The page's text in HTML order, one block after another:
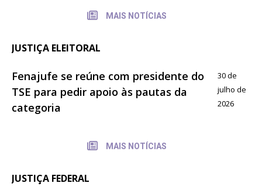
MAIS NOTÍCIAS
JUSTIÇA ELEITORAL
Fenajufe se reúne com presidente do
TSE para pedir apoio às pautas da
categoria
30 de
julho de
2026
MAIS NOTÍCIAS
JUSTIÇA FEDERAL